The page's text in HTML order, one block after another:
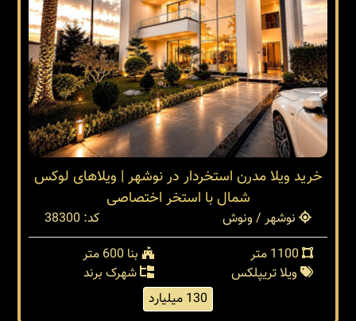
خرید ویلا مدرن استخردار در نوشهر | ویلاهای لوکس
شمال با استخر اختصاصی
نوشهر / ونوش
کد: 38300
بنا 600 متر
ویلا تریپلکس
شهرک برند
130 میلیارد